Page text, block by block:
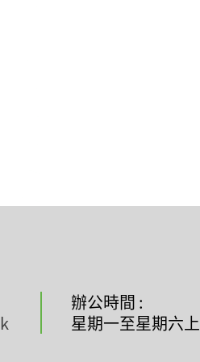
辦公時間 :
星期一至星期六